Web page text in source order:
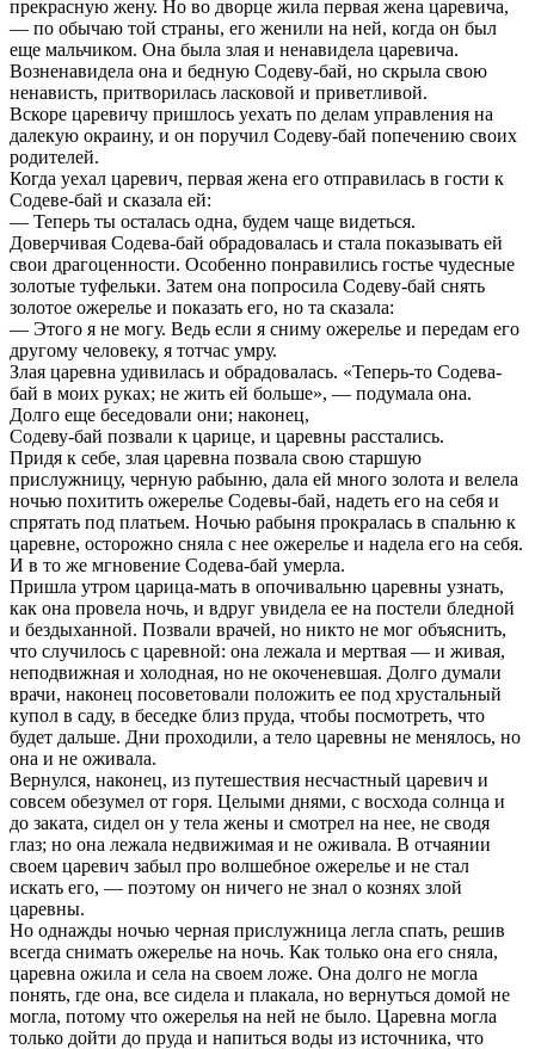
прекрасную жену. Но во дворце жила первая жена царевича,
— по обычаю той страны, его женили на ней, когда он был
еще мальчиком. Она была злая и ненавидела царевича.
Возненавидела она и бедную Содеву-бай, но скрыла свою
ненависть, притворилась ласковой и приветливой.
Вскоре царевичу пришлось уехать по делам управления на
далекую окраину, и он поручил Содеву-бай попечению своих
родителей.
Когда уехал царевич, первая жена его отправилась в гости к
Содеве-бай и сказала ей:
— Теперь ты осталась одна, будем чаще видеться.
Доверчивая Содева-бай обрадовалась и стала показывать ей
свои драгоценности. Особенно понравились гостье чудесные
золотые туфельки. Затем она попросила Содеву-бай снять
золотое ожерелье и показать его, но та сказала:
— Этого я не могу. Ведь если я сниму ожерелье и передам его
другому человеку, я тотчас умру.
Злая царевна удивилась и обрадовалась. «Теперь-то Содева-
бай в моих руках; не жить ей больше», — подумала она.
Долго еще беседовали они; наконец,
Содеву-бай позвали к царице, и царевны расстались.
Придя к себе, злая царевна позвала свою старшую
прислужницу, черную рабыню, дала ей много золота и велела
ночью похитить ожерелье Содевы-бай, надеть его на себя и
спрятать под платьем. Ночью рабыня прокралась в спальню к
царевне, осторожно сняла с нее ожерелье и надела его на себя.
И в то же мгновение Содева-бай умерла.
Пришла утром царица-мать в опочивальню царевны узнать,
как она провела ночь, и вдруг увидела ее на постели бледной
и бездыханной. Позвали врачей, но никто не мог объяснить,
что случилось с царевной: она лежала и мертвая — и живая,
неподвижная и холодная, но не окоченевшая. Долго думали
врачи, наконец посоветовали положить ее под хрустальный
купол в саду, в беседке близ пруда, чтобы посмотреть, что
будет дальше. Дни проходили, а тело царевны не менялось, но
она и не оживала.
Вернулся, наконец, из путешествия несчастный царевич и
совсем обезумел от горя. Целыми днями, с восхода солнца и
до заката, сидел он у тела жены и смотрел на нее, не сводя
глаз; но она лежала недвижимая и не оживала. В отчаянии
своем царевич забыл про волшебное ожерелье и не стал
искать его, — поэтому он ничего не знал о кознях злой
царевны.
Но однажды ночью черная прислужница легла спать, решив
всегда снимать ожерелье на ночь. Как только она его сняла,
царевна ожила и села на своем ложе. Она долго не могла
понять, где она, все сидела и плакала, но вернуться домой не
могла, потому что ожерелья на ней не было. Царевна могла
только дойти до пруда и напиться воды из источника, что